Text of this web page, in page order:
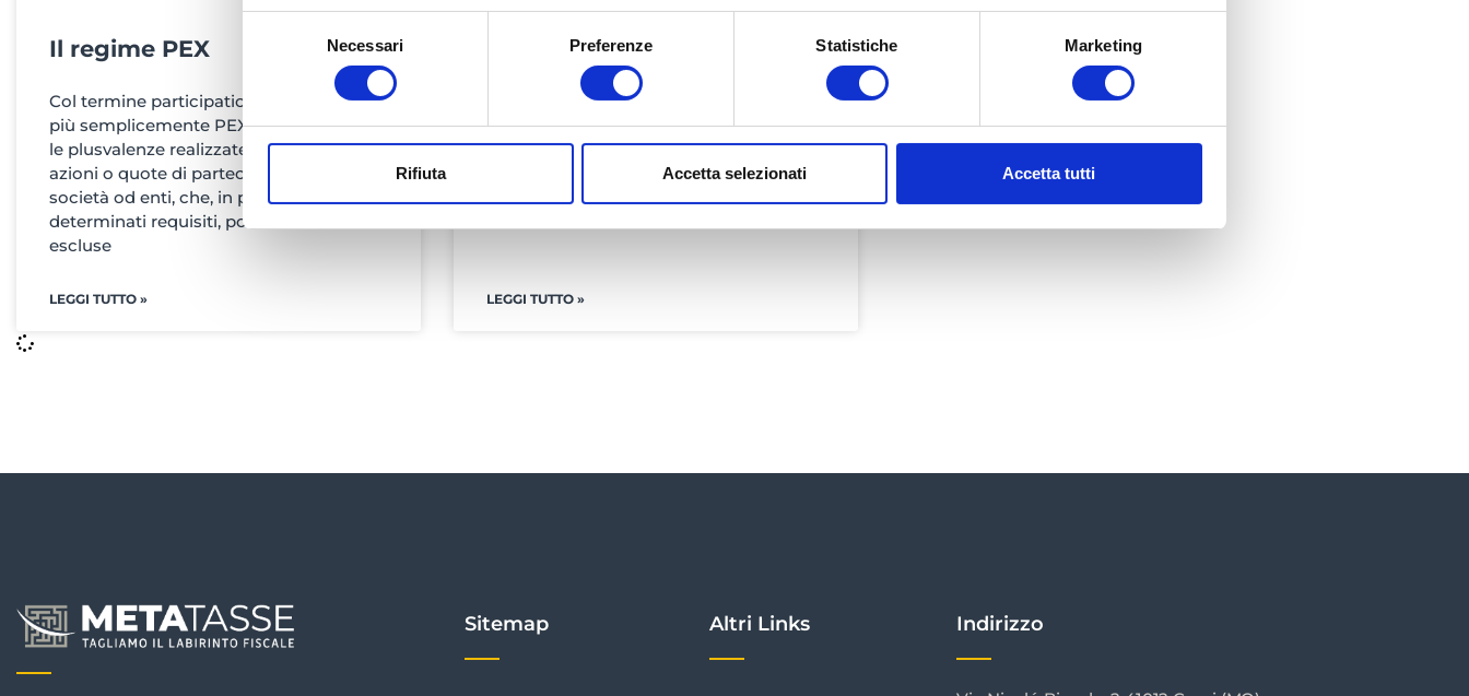
Necessari Preferenze Statistiche Marketing
Rifiuta Accetta selezionati Accetta tutti
Il regime PEX
Col termine participation exemption, o
più semplicemente PEX, si intendono
le plusvalenze realizzate e relative ad
azioni o quote di partecipazioni in
società od enti, che, in presenza di
determinati requisiti, possono essere
escluse
LEGGI TUTTO »
Start Up Innovative: le
agevolazioni fiscali
Hai mai sentito parlare di Start Up
moda nel mondo imprenditoriale, ma
rappresenta un’opportunità concreta per
LEGGI TUTTO »
Sitemap Altri Links Indirizzo